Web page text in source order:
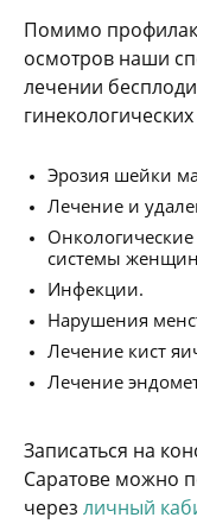
Помимо
осмотров наши
лечении
Эрозия шейки
Лечение и
системы
Инфекции.
Нарушения
Лечение кист
Лечение
Записаться на
Саратове можно
через личный